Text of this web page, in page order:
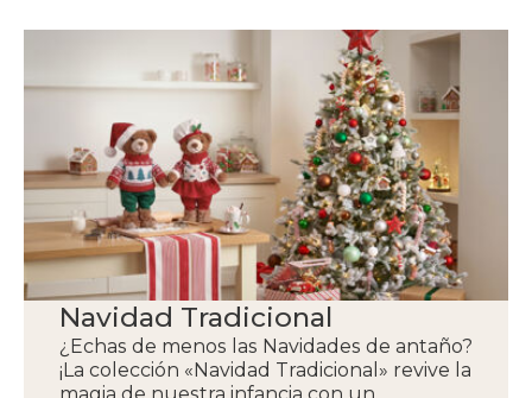
Navidad Tradicional
¿Echas de menos las Navidades de antaño?
¡La colección «Navidad Tradicional» revive la